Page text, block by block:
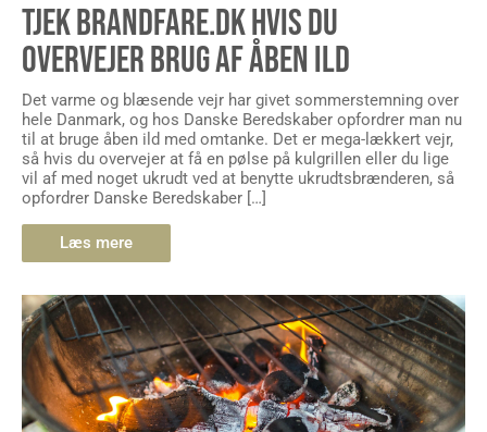
TJEK BRANDFARE.DK HVIS DU
OVERVEJER BRUG AF ÅBEN ILD
Det varme og blæsende vejr har givet sommerstemning over
hele Danmark, og hos Danske Beredskaber opfordrer man nu
til at bruge åben ild med omtanke. Det er mega-lækkert vejr,
så hvis du overvejer at få en pølse på kulgrillen eller du lige
vil af med noget ukrudt ved at benytte ukrudtsbrænderen, så
opfordrer Danske Beredskaber […]
Læs mere